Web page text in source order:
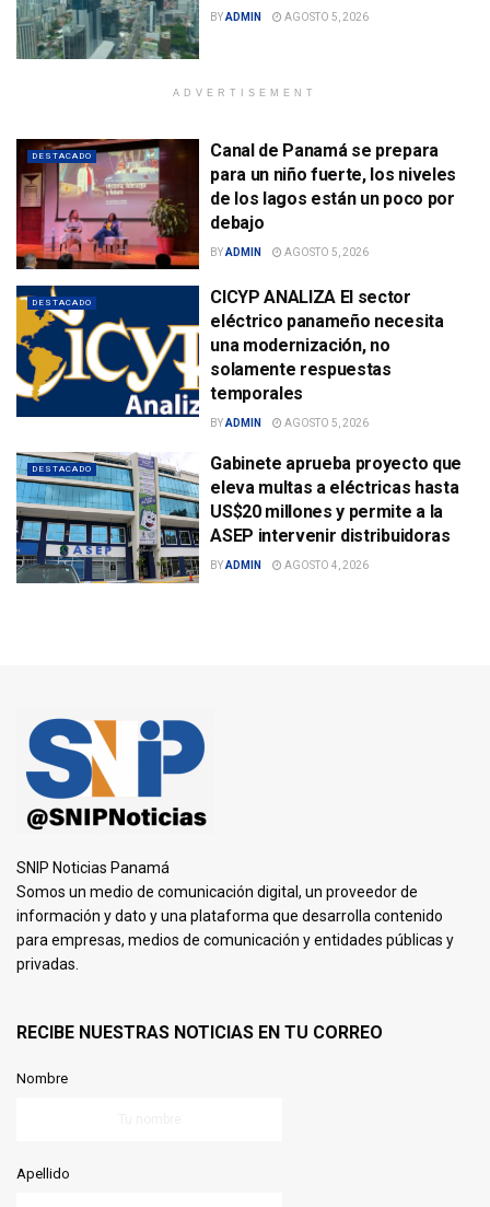
BYADMIN AGOSTO 5, 2026
ADVERTISEMENT
DESTACADO
Canal de Panamá se prepara
para un niño fuerte, los niveles
de los lagos están un poco por
debajo
BYADMIN AGOSTO 5, 2026
DESTACADO
CICYP ANALIZA El sector
eléctrico panameño necesita
una modernización, no
solamente respuestas
temporales
BYADMIN AGOSTO 5, 2026
DESTACADO
Gabinete aprueba proyecto que
eleva multas a eléctricas hasta
US$20 millones y permite a la
ASEP intervenir distribuidoras
BYADMIN AGOSTO 4, 2026
SNIP Noticias Panamá
Somos un medio de comunicación digital, un proveedor de
información y dato y una plataforma que desarrolla contenido
para empresas, medios de comunicación y entidades públicas y
privadas.
RECIBE NUESTRAS NOTICIAS EN TU CORREO
Nombre
Apellido